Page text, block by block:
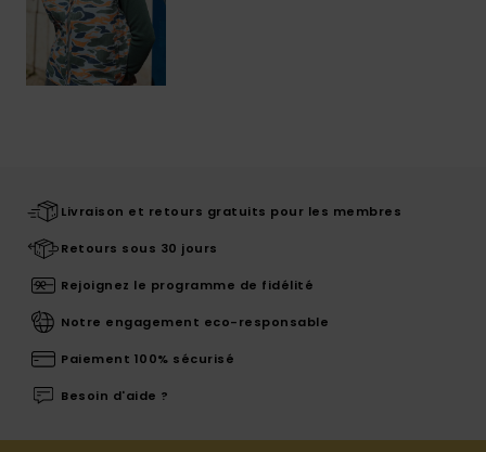
Livraison et retours gratuits pour les membres
Retours sous 30 jours
Rejoignez le programme de fidélité
Notre engagement eco-responsable
Paiement 100% sécurisé
Besoin d'aide ?